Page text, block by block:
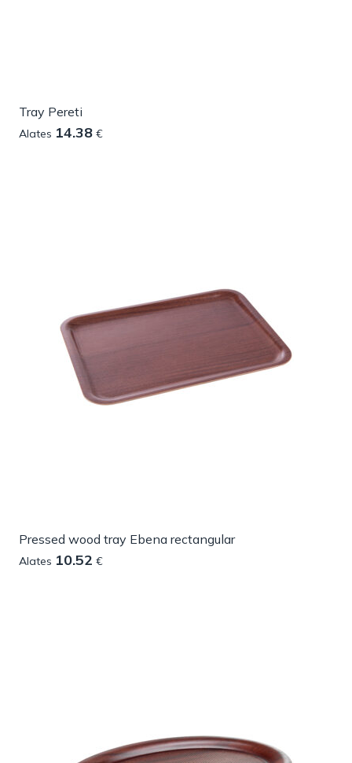
Tray Pereti
Alates 14.38 €
Pressed wood tray Ebena rectangular
Alates 10.52 €